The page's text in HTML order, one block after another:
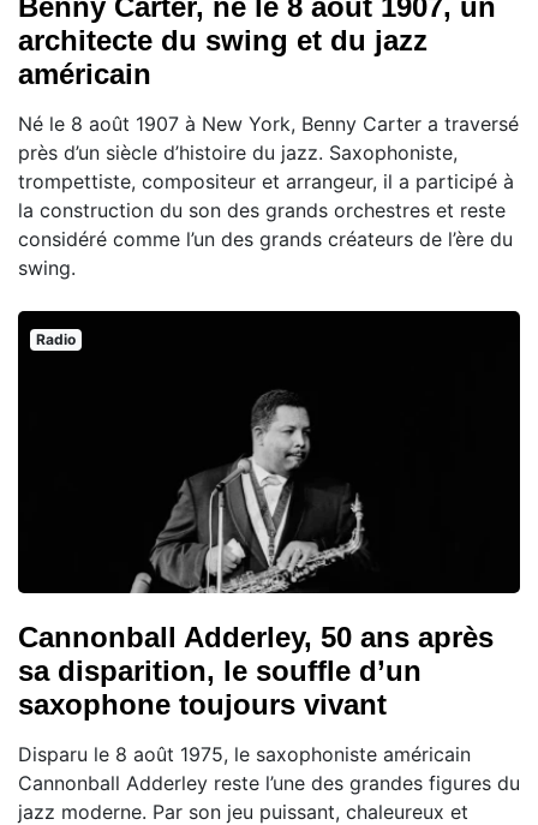
architecte du swing et du jazz
américain
Né le 8 août 1907 à New York, Benny Carter a traversé
près d’un siècle d’histoire du jazz. Saxophoniste,
trompettiste, compositeur et arrangeur, il a participé à
la construction du son des grands orchestres et reste
considéré comme l’un des grands créateurs de l’ère du
swing.
Radio
Cannonball Adderley, 50 ans après
sa disparition, le souffle d’un
saxophone toujours vivant
Disparu le 8 août 1975, le saxophoniste américain
Cannonball Adderley reste l’une des grandes figures du
jazz moderne. Par son jeu puissant, chaleureux et